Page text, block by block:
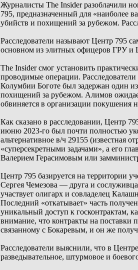
Журналисты The Insider разоблачили
795, предназначенный для «наиболее
убийств и похищений за рубежом.
Расследователи называют Центр 795
основном из элитных офицеров ГРУ
The Insider смог установить
проводимые операции.
Колумбии Боготе был задержан один
похищений за рубежом. Алимов
обвиняется в организации покушения
Как сказано в расследовании, Центр
июню 2023-го был почти полностью
альтернативное в/ч 29155 (известная
«суперсекретными задачами», а его
Валерием Герасимовым или
Центр 795 базируется на территории
Сергея Чемезова — друга и
участвует олигарх и совладелец
Последний «откатывает» часть
уникальный доступ к госконтрактам,
внимание, что контракты на
связанному с Бокаревым, и он же
Расследователи выяснили, что в
разведывательное, штурмовое и